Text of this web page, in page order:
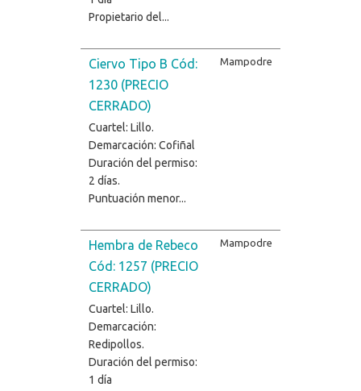
Propietario del...
Ciervo Tipo B Cód:
1230 (PRECIO
CERRADO)
Cuartel: Lillo.
Demarcación: Cofiñal
Duración del permiso:
2 días.
Puntuación menor...
Mampodre
Hembra de Rebeco
Cód: 1257 (PRECIO
CERRADO)
Cuartel: Lillo.
Demarcación:
Redipollos.
Duración del permiso:
1 día
Mampodre